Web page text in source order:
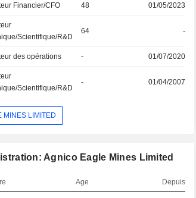
Financier/CFO 48 01/05/2023
Scientifique/R&D
64 -
des opérations - 01/07/2020
Scientifique/R&D
- 01/04/2007
MINES LIMITED
Agnico Eagle Mines Limited
Age Depuis